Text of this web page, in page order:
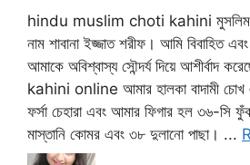
hindu muslim choti kahini মুসলিম
নাম শাবানা ইজ্জাত শরীফ। আমি বিবাহিত
আমাকে অবিশ্বাস্য সৌন্দর্য দিয়ে
kahini online আমার হালকা বাদামী চোখ
ফর্সা চেহারা এবং আমার ফিগার হল ৩৬-সি
মাস্তানি কোমর এবং ৩৮ দুলানো পাছা। ...